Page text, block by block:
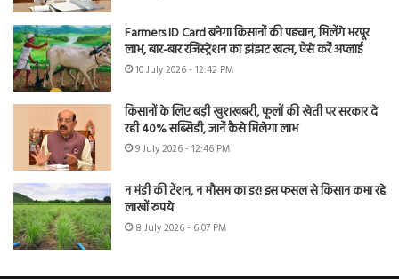
Farmers ID Card बनेगा किसानों की पहचान, मिलेंगे भरपूर
लाभ, बार-बार रजिस्ट्रेशन का झंझट खत्म, ऐसे करें अप्लाई
10 July 2026 - 12:42 PM
किसानों के लिए बड़ी खुशखबरी, फूलों की खेती पर सरकार दे
रही 40% सब्सिडी, जानें कैसे मिलेगा लाभ
9 July 2026 - 12:46 PM
न मंडी की टेंशन, न मौसम का डर! इस फसल से किसान कमा रहे
लाखों रुपये
8 July 2026 - 6:07 PM